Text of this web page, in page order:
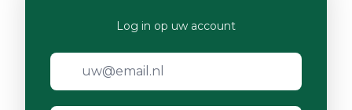
Log in op uw account